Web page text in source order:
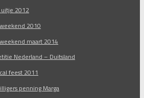
uitje 2012
2010
maart 2014
Nederland – Duitsland
feest 2011
penning Marga